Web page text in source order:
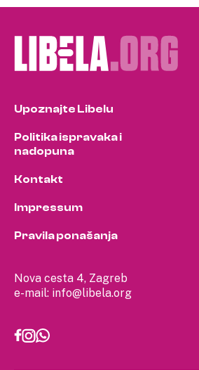
Nova cesta 4, Zagreb
e-mail: info@libela.org
Upoznajte Libelu
Politika ispravaka i
nadopuna
Kontakt
Impressum
Pravila ponašanja